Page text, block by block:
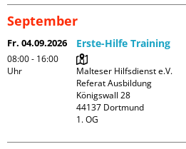
September
Fr. 04.09.2026
08:00 - 16:00
Uhr
Erste-Hilfe Training
Malteser Hilfsdienst e.V.
Referat Ausbildung
Königswall 28
44137 Dortmund
1. OG